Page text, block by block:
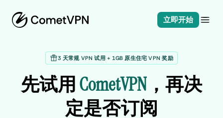
立即开始
3 天常规 VPN 试用 + 1GB 原生住宅 VPN 奖励
先试用CometVPN，再决
定是否订阅